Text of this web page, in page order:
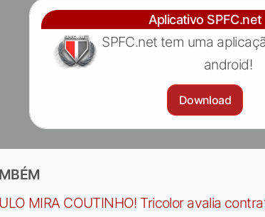
Aplicativo SPFC.net
SPFC.net tem uma
android!
Download
MIRA COUTINHO! Tricolor avalia